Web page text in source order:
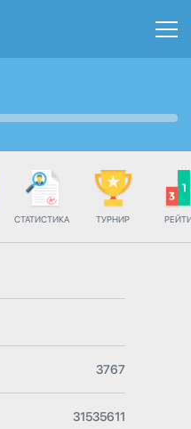
СТАТИСТИКА ТУРНИР
3767
31535611